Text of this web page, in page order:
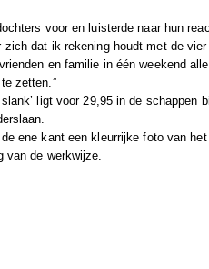
voor en luisterde naar hun
zich dat ik rekening houdt met de
en familie in één weekend
zetten.”
ligt voor 29,95 in de schappen
ene kant een kleurrijke foto van
van de werkwijze.